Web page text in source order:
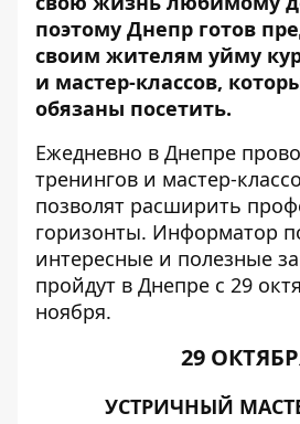
поэтому Днепр готов
своим жителям уйму
и мастер-классов,
обязаны посетить.
Ежедневно в Днепре
тренингов и мастер-
позволят расширить
горизонты. Информатор
интересные и полезные
пройдут в Днепре с 29
ноября.
29
УСТРИЧНЫЙ